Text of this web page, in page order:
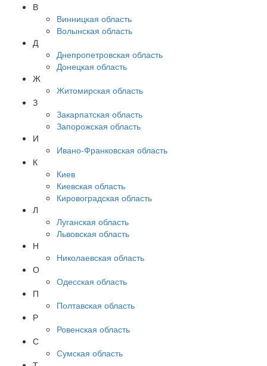
В
Винницкая область
Волынская область
Д
Днепропетровская область
Донецкая область
Ж
Житомирская область
З
Закарпатская область
Запорожская область
И
Ивано-Франковская область
К
Киев
Киевская область
Кировоградская область
Л
Луганская область
Львовская область
Н
Николаевская область
О
Одесская область
П
Полтавская область
Р
Ровенская область
С
Сумская область